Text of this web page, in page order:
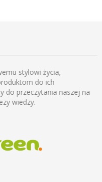
stylowi życia,
do ich
do przeczytania naszej na
wiedzy.